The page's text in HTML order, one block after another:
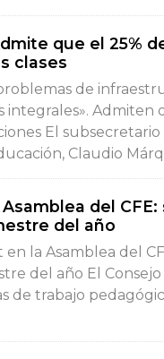
que el 25%
clases
de
integrales». Admiten
El subsecretario
Claudio
del
del año
la Asamblea del
del año El
de trabajo